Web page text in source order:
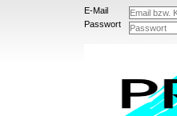
E-Mail
Passwort